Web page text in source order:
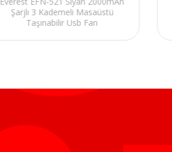
Şarjlı 3 Kademeli Masaüstü
Taşınabilir Usb Fan